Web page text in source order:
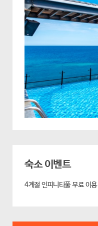
숙소 이벤트
4계절 인피니티풀 무료 이용